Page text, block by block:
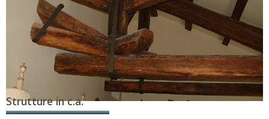
Mensa sede centrale Gruppo Pam
Copertura in legno e cls mediante connettori complesso
residenzialePorto S. Rocco- Muggia (TS)
Strutture in c.a.